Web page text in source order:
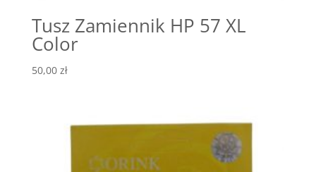
Tusz Zamiennik HP 57 XL
Color
50,00 zł